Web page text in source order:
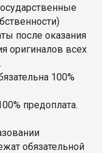
после оказания
оригиналов всех
100%
предоплата.
обязательной